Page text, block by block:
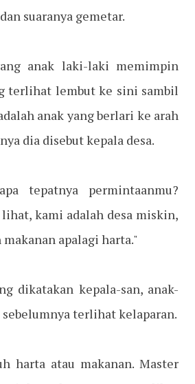
suaranya gemetar.
anak laki-laki memimpin
terlihat lembut ke sini sambil
anak yang berlari ke arah
dia disebut kepala desa.
tepatnya permintaanmu?
kami adalah desa miskin,
apalagi harta."
dikatakan kepala-san, anak-
terlihat kelaparan.
harta atau makanan. Master